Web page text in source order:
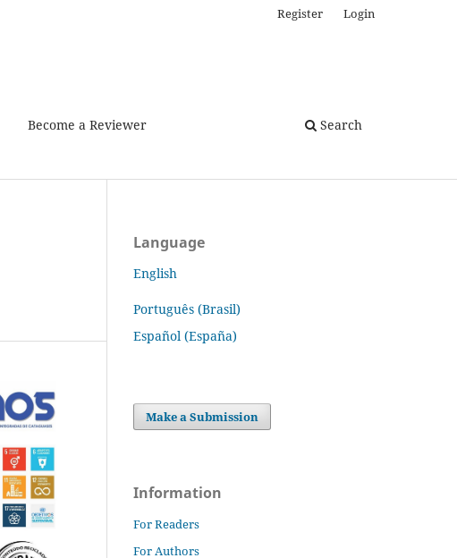
Become a Reviewer Search
Register Login
Language
English
Português (Brasil)
Español (España)
Make a Submission
Information
For Readers
For Authors